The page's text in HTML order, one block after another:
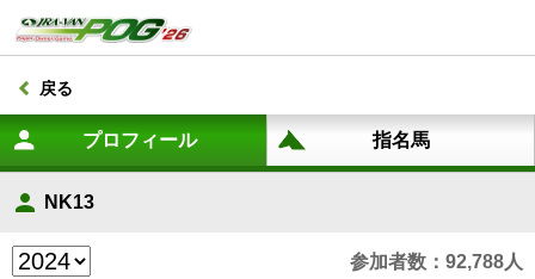
戻る
NK13
参加者数：92,788人